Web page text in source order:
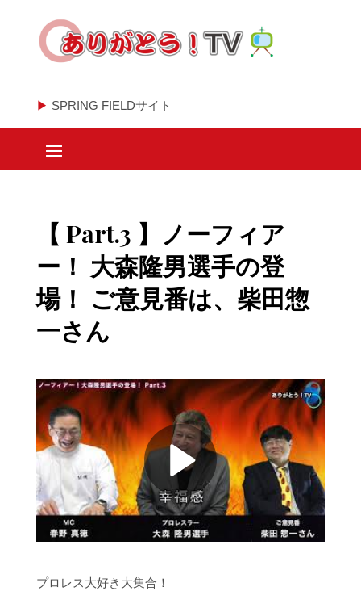
▶ SPRING FIELDサイト
【 Part.3 】ノーフィア
ー！ 大森隆男選手の登
場！ ご意見番は、柴田惣
一さん
プロレス大好き大集合！